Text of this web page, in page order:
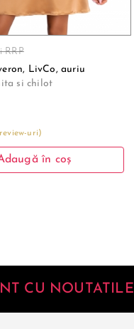
RRP
LivCo, auriu
si chilot
uri)
în coș
CU NOUTATILE